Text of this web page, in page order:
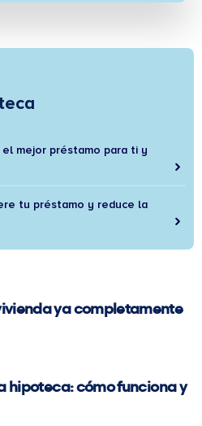
mejor préstamo para ti y
tu préstamo y reduce la
ya completamente
hipoteca: cómo funciona y